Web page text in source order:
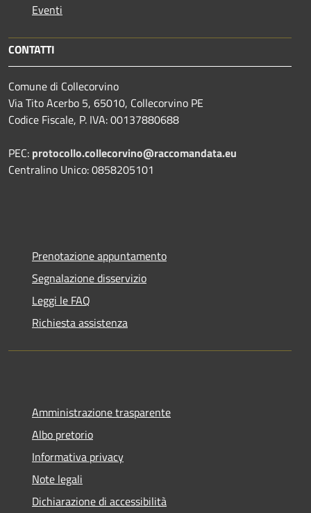
Eventi
CONTATTI
Comune di Collecorvino
Via Tito Acerbo 5, 65010, Collecorvino PE
Codice Fiscale, P. IVA: 00137880688
PEC: protocollo.collecorvino@raccomandata.eu
Centralino Unico: 0858205101
Prenotazione appuntamento
Segnalazione disservizio
Leggi le FAQ
Richiesta assistenza
Amministrazione trasparente
Albo pretorio
Informativa privacy
Note legali
Dichiarazione di accessibilità